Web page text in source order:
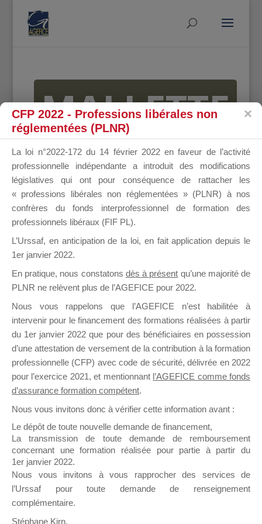
MALLETTE
DU
DIRIGEANT
il y a un mois
Ce groupe est destiné aux Organismes de
Formation qui souhaitent répondre à l’Appel à
Propositions Mallette du Dirigeant.
Ce groupe propose un forum dédié au support
sur lequel il est possible de laisser un message
ou poser une question.
NB : Il est nécessaire d’être
pouvoir rejoindre ce groupe
CFP 2022 - Professions libérales non
réglementées (PLNR)
La loi n°2022-172 du 14 février 2022 en faveur de l’activité
professionnelle indépendante a introduit des modifications
législatives qui ont pour conséquence de rattacher les
« professions libérales non réglementées » (PLNR) à nos
confrères du fonds interprofessionnel de formation des
professionnels libéraux (FIF PL).
L’Urssaf, en anticipation de la loi, en fait application depuis le
1er janvier 2022.
En pratique, nous constatons dès à présent qu’une majorité de
PLNR ne relèvent plus de l’AGEFICE pour 2022.
Nous vous rappelons que l’AGEFICE n’est habilitée à
intervenir pour le financement des formations réalisées à partir
du 1er janvier 2022 que pour des bénéficiaires en possession
d’une attestation de versement de la contribution à la formation
professionnelle (CFP) avec code de sécurité, délivrée en 2022
pour l’exercice 2021, et mentionnant l’AGEFICE comme fonds
d’assurance formation compétent.
Nous vous invitons donc à vérifier cette information avant :
Le dépôt de toute nouvelle demande de financement,
La transmission de toute demande de remboursement
concernant une formation réalisée pour partie à partir du
1er janvier 2022.
Nous vous invitons à vous rapprocher des services de
l’Urssaf pour toute demande de renseignement
complémentaire.
Stéphane Kirn,